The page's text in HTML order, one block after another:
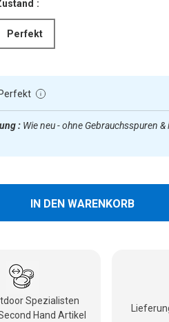
:
Perfekt
Perfekt
: Wie neu - ohne Gebrauchsspuren
IN DEN WARENKORB
Spezialisten
Hand Artikel